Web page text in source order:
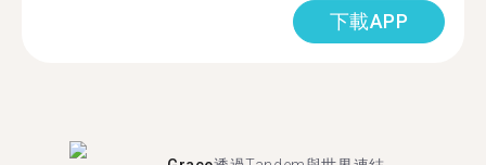
下載APP